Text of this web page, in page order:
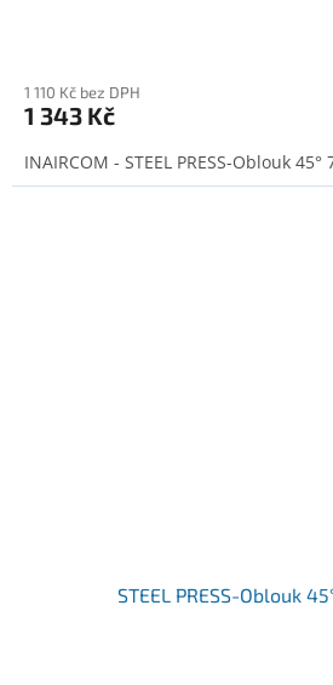
1 110 Kč bez DPH
1 343 Kč
INAIRCOM - STEEL PRESS-Oblouk
STEEL PRESS-Oblouk